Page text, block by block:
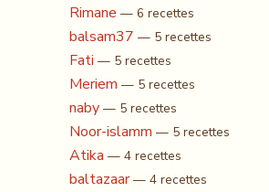
Rimane — 6 recettes
balsam37 — 5 recettes
Fati — 5 recettes
Meriem — 5 recettes
naby — 5 recettes
Noor-islamm — 5 recettes
Atika — 4 recettes
baltazaar — 4 recettes